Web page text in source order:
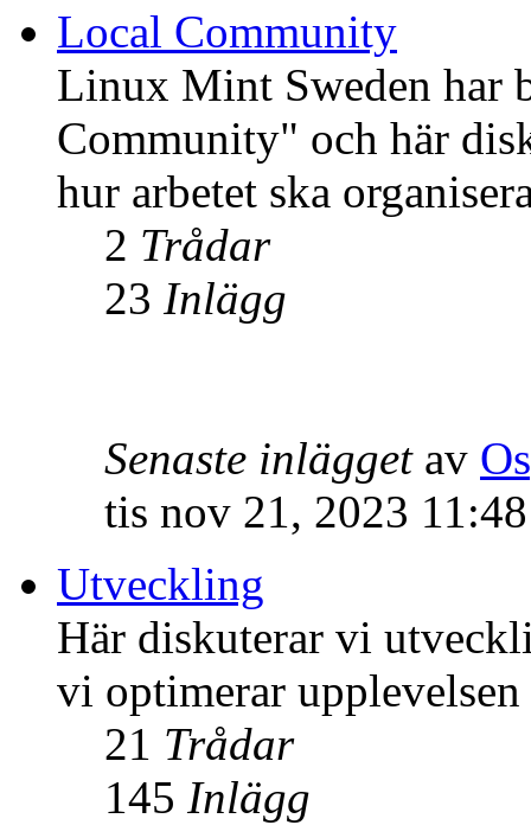
Local Community
Linux Mint Sweden
Community" och här
hur arbetet ska
2 Trådar
23 Inlägg
Senaste inläggetav
tis nov 21, 2023
Utveckling
Här diskuterar vi
vi optimerar
21 Trådar
145 Inlägg